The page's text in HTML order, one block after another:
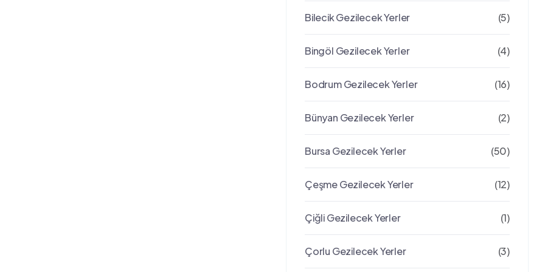
Bilecik Gezilecek Yerler (5)
Bingöl Gezilecek Yerler (4)
Bodrum Gezilecek Yerler (16)
Bünyan Gezilecek Yerler (2)
Bursa Gezilecek Yerler (50)
Çeşme Gezilecek Yerler (12)
Çiğli Gezilecek Yerler (1)
Çorlu Gezilecek Yerler (3)